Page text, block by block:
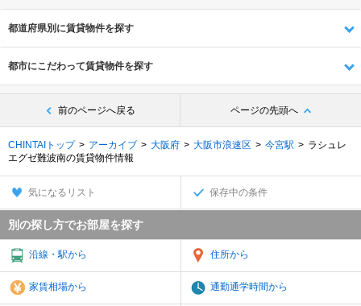
都道府県別に賃貸物件を探す
都市にこだわって賃貸物件を探す
前のページへ戻る ページの先頭へ
CHINTAIトップ アーカイブ 大阪府 大阪市浪速区 今宮駅
ラシュレ
エグゼ難波南の賃貸物件情報
気になるリスト 保存中の条件
別の探し方でお部屋を探す
沿線・駅から 住所から
家賃相場から 通勤通学時間から